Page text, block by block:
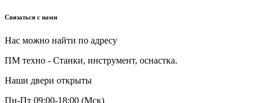
Связаться с нами
Нас можно найти по адресу
ПМ техно - Станки, инструмент, оснастка.
Наши двери открыты
Пн-Пт 09:00-18:00 (Мск)